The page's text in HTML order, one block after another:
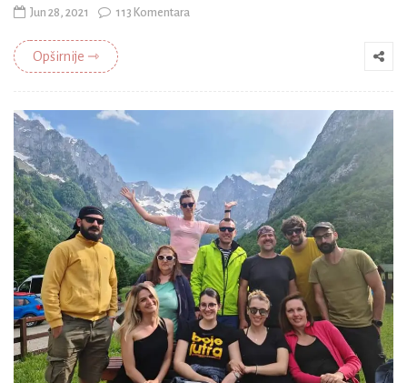
Jun 28, 2021 113 Komentara
Opširnije ⇾